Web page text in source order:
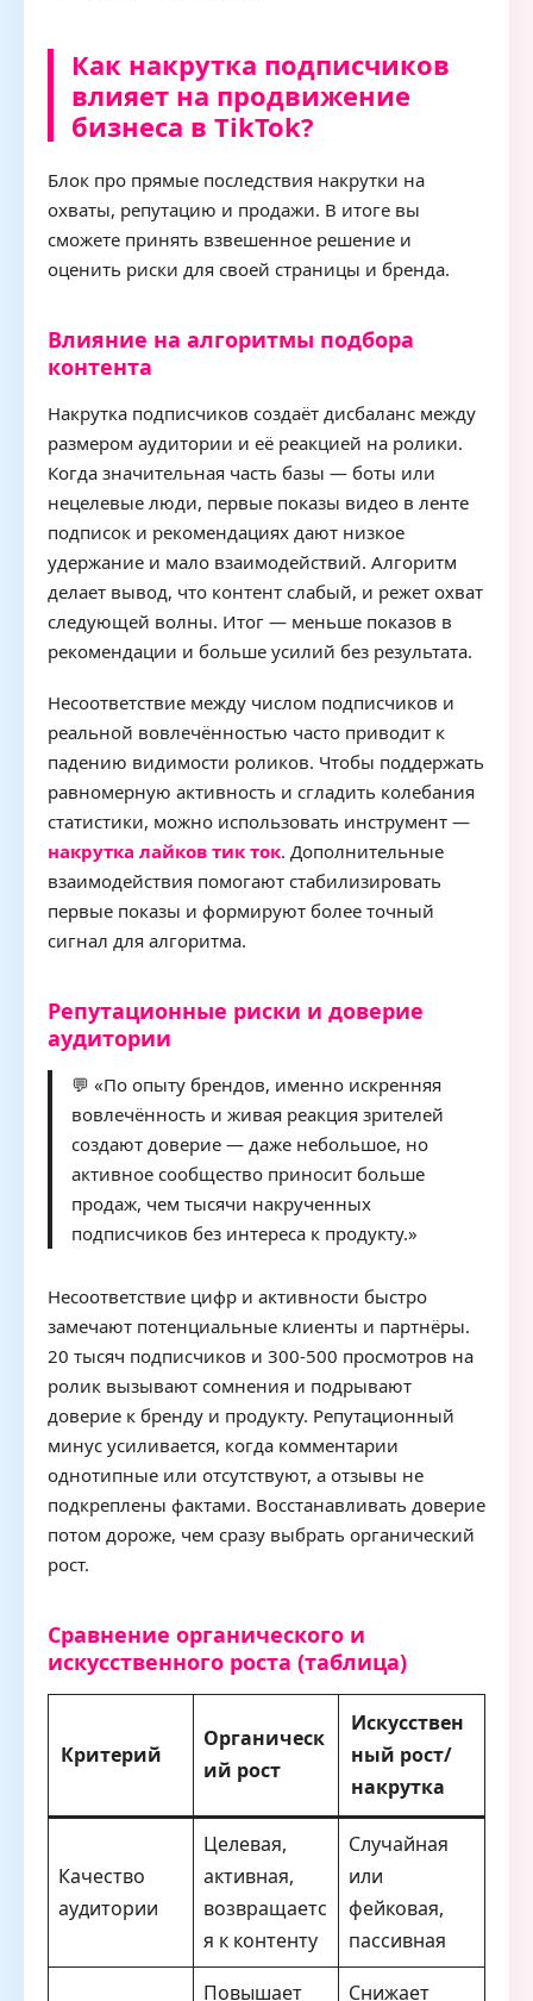
Как накрутка подписчиков
влияет на продвижение
бизнеса в TikTok?
Блок про прямые последствия накрутки на
охваты, репутацию и продажи. В итоге вы
сможете принять взвешенное решение и
оценить риски для своей страницы и бренда.
Влияние на алгоритмы подбора
контента
Накрутка подписчиков создаёт дисбаланс между
размером аудитории и её реакцией на ролики.
Когда значительная часть базы — боты или
нецелевые люди, первые показы видео в ленте
подписок и рекомендациях дают низкое
удержание и мало взаимодействий. Алгоритм
делает вывод, что контент слабый, и режет охват
следующей волны. Итог — меньше показов в
рекомендации и больше усилий без результата.
Несоответствие между числом подписчиков и
реальной вовлечённостью часто приводит к
падению видимости роликов. Чтобы поддержать
равномерную активность и сгладить колебания
статистики, можно использовать инструмент —
накрутка лайков тик ток. Дополнительные
взаимодействия помогают стабилизировать
первые показы и формируют более точный
сигнал для алгоритма.
Репутационные риски и доверие
аудитории
💬 «По опыту брендов, именно искренняя
вовлечённость и живая реакция зрителей
создают доверие — даже небольшое, но
активное сообщество приносит больше
продаж, чем тысячи накрученных
подписчиков без интереса к продукту.»
Несоответствие цифр и активности быстро
замечают потенциальные клиенты и партнёры.
20 тысяч подписчиков и 300-500 просмотров на
ролик вызывают сомнения и подрывают
доверие к бренду и продукту. Репутационный
минус усиливается, когда комментарии
однотипные или отсутствуют, а отзывы не
подкреплены фактами. Восстанавливать доверие
потом дороже, чем сразу выбрать органический
рост.
Сравнение органического и
искусственного роста (таблица)
Критерий
Органическ
ий рост
Искусствен
ный рост/
накрутка
Качество
аудитории
Целевая,
активная,
возвращаетс
я к контенту
Случайная
или
фейковая,
пассивная
Повышает
Снижает